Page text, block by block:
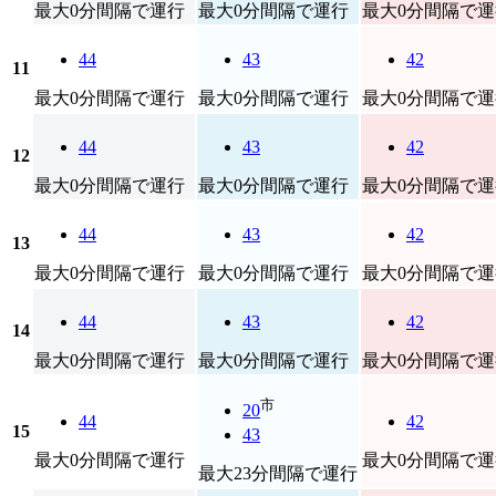
最大0分間隔で運行 最大0分間隔で運行 最大0分間隔で
11 44
最大0分間隔で運行
43
最大0分間隔で運行
42
最大0分間隔で
12 44
最大0分間隔で運行
43
最大0分間隔で運行
42
最大0分間隔で
13 44
最大0分間隔で運行
43
最大0分間隔で運行
42
最大0分間隔で
14 44
最大0分間隔で運行
43
最大0分間隔で運行
42
最大0分間隔で
15
44
最大0分間隔で運行
20市
43
最大23分間隔で運行
42
最大0分間隔で